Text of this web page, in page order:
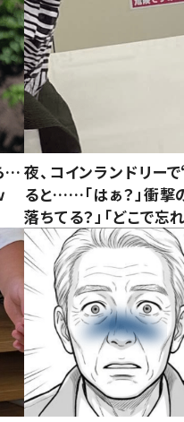
… 夜、コインランドリー
ると……「はぁ？」衝撃
落ちてる？」「どこで忘